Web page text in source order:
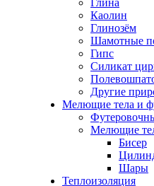
Глина
Каолин
Глинозём
Шамотные
Гипс
Силикат
Другие
Мелющие тела и
Мелющие
Бисер
Шары
Теплоизоляция